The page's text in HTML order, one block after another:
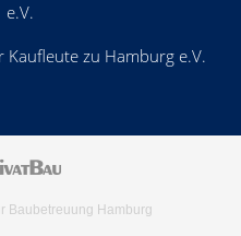
e.V.
Kaufleute zu Hamburg e.V.
Baubetreuung Hamburg